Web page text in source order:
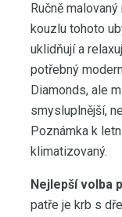
Ručně
kouzlu tohoto
uklidňují a
potřebný
Diamonds, ale
smysluplnější,
Poznámka k
klimatizovaný.
Nejlepší volba
patře je krb s